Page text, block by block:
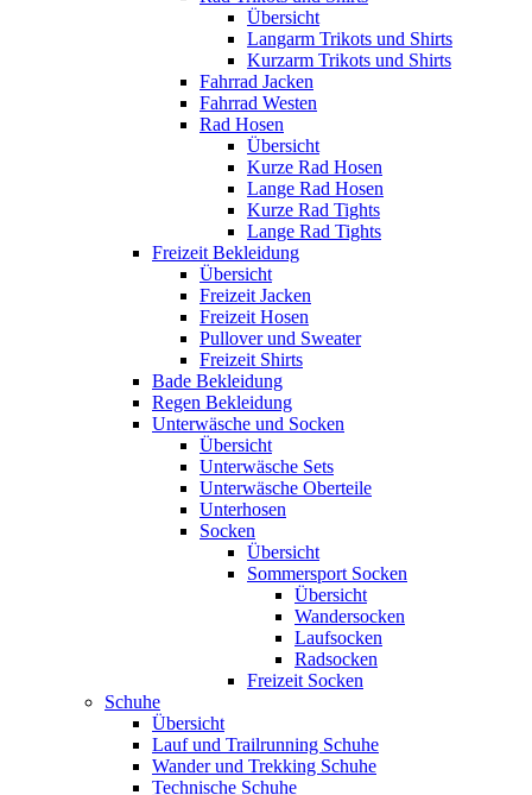
Übersicht
Langarm Trikots und Shirts
Kurzarm Trikots und Shirts
Fahrrad Jacken
Fahrrad Westen
Rad Hosen
Übersicht
Kurze Rad Hosen
Lange Rad Hosen
Kurze Rad Tights
Lange Rad Tights
Freizeit Bekleidung
Übersicht
Freizeit Jacken
Freizeit Hosen
Pullover und Sweater
Freizeit Shirts
Bade Bekleidung
Regen Bekleidung
Unterwäsche und Socken
Übersicht
Unterwäsche Sets
Unterwäsche Oberteile
Unterhosen
Socken
Übersicht
Sommersport Socken
Übersicht
Wandersocken
Laufsocken
Radsocken
Freizeit Socken
Schuhe
Übersicht
Lauf und Trailrunning Schuhe
Wander und Trekking Schuhe
Technische Schuhe